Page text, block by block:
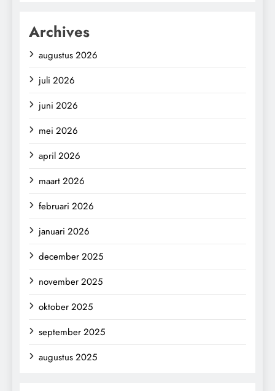
Archives
augustus 2026
juli 2026
juni 2026
mei 2026
april 2026
maart 2026
februari 2026
januari 2026
december 2025
november 2025
oktober 2025
september 2025
augustus 2025